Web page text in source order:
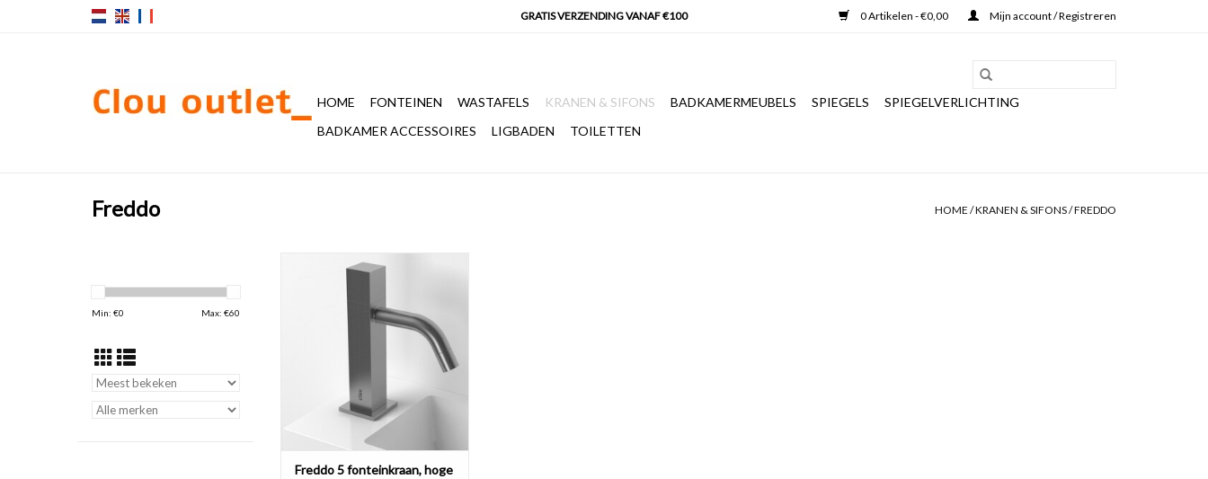
0 Artikelen - €0,00 Mijn account / Registreren
HOME FONTEINEN WASTAFELS KRANEN & SIFONS BADKAMERMEUBELS SPIEGELS
SPIEGELVERLICHTING
BADKAMER ACCESSOIRES
LIGBADEN TOILETTEN
Freddo HOME /KRANEN & SIFONS/FREDDO
Min: €0 Max: €60
Freddo 5 fonteinkraan, hoge
versie, rvs geborsteld, d.10,5 x
TOEVOEGEN AAN WINKELWAGEN
Freddo 5 fonteinkraan, hoge